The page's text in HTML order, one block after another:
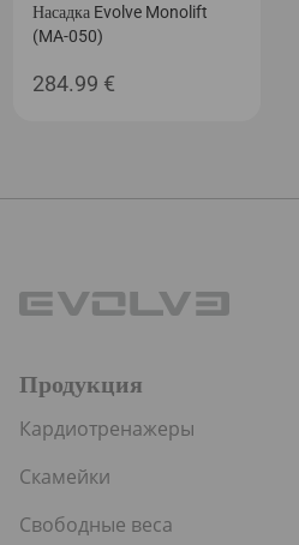
Насадка Evolve Monolift
(MA-050)
284.99 €
Продукция
Кардиотренажеры
Скамейки
Свободные веса